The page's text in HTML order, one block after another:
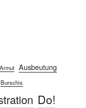
Armut Ausbeutung
Burschis
Do!